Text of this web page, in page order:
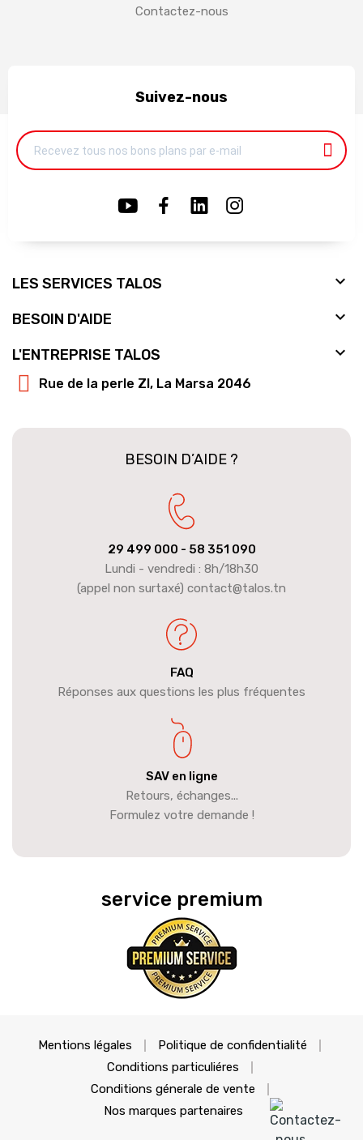
Contactez-nous
Suivez-nous
LES SERVICES TALOS 
BESOIN D'AIDE 
L'ENTREPRISE TALOS 
Rue de la perle ZI, La Marsa 2046
BESOIN D’AIDE ?
29 499 000 - 58 351 090
Lundi - vendredi : 8h/18h30
(appel non surtaxé) contact@talos.tn
FAQ
Réponses aux questions les plus fréquentes
SAV en ligne
Retours, échanges...
Formulez votre demande !
service premium
Mentions légales
Politique de confidentialité
Conditions particuliéres
Conditions génerale de vente
Nos marques partenaires